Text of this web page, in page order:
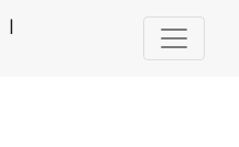
у хворих на